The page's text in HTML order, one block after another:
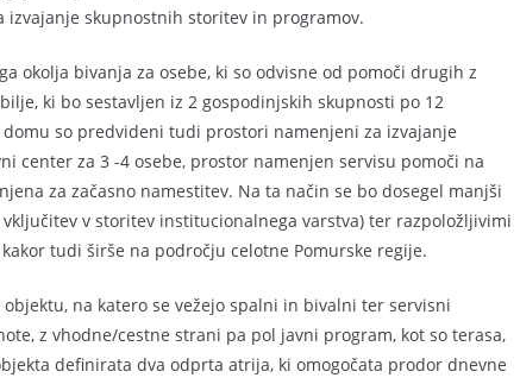
izvajanje skupnostnih storitev in programov.
okolja bivanja za osebe, ki so odvisne od pomoči drugih z
ki bo sestavljen iz 2 gospodinjskih skupnosti po 12
so predvideni tudi prostori namenjeni za izvajanje
center za 3 -4 osebe, prostor namenjen servisu pomoči na
za začasno namestitev. Na ta način se bo dosegel manjši
v storitev institucionalnega varstva) ter razpoložljivimi
tudi širše na področju celotne Pomurske regije.
na katero se vežejo spalni in bivalni ter servisni
z vhodne/cestne strani pa pol javni program, kot so terasa,
definirata dva odprta atrija, ki omogočata prodor dnevne